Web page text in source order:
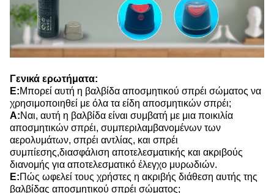
Γενικά ερωτήματα:
Ε:Μπορεί αυτή η βαλβίδα αποσμητικού σπρέι σώματος να
χρησιμοποιηθεί με όλα τα είδη αποσμητικών σπρέι;
Α:Ναι, αυτή η βαλβίδα είναι συμβατή με μια ποικιλία
αποσμητικών σπρέι, συμπεριλαμβανομένων των
αερολυμάτων, σπρέι αντλίας, και σπρέι
συμπίεσης,διασφάλιση αποτελεσματικής και ακριβούς
διανομής για αποτελεσματικό έλεγχο μυρωδιών.
Ε:Πώς ωφελεί τους χρήστες η ακριβής διάθεση αυτής της
βαλβίδας αποσμητικού σπρέι σώματος;